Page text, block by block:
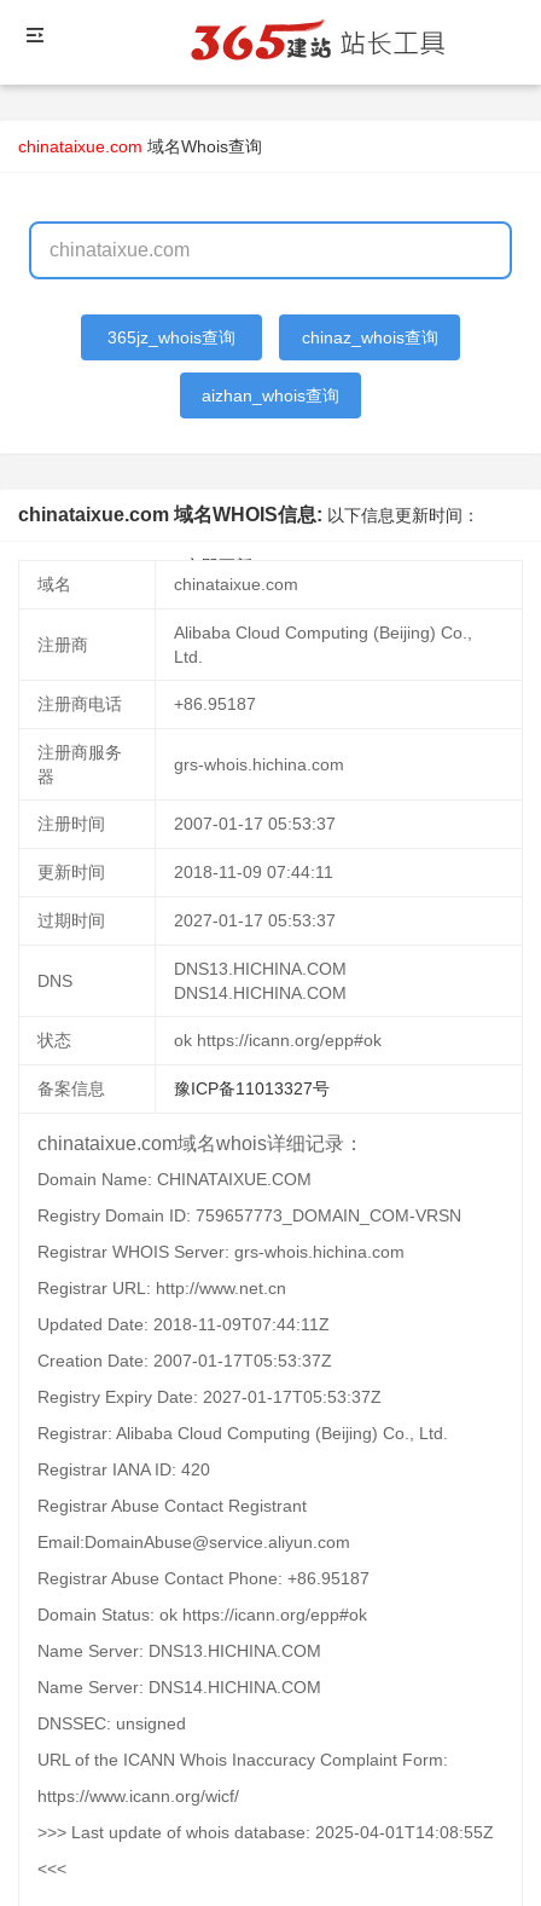
chinataixue.com 域名Whois查询
365jz_whois查询 chinaz_whois查询
aizhan_whois查询
chinataixue.com 域名WHOIS信息: 以下信息更新时间：
立即更新
域名
chinataixue.com
注册商
Alibaba Cloud Computing (Beijing) Co.,
Ltd.
注册商电话 +86.95187
注册商服务
器
grs-whois.hichina.com
注册时间 2007-01-17 05:53:37
更新时间 2018-11-09 07:44:11
过期时间 2027-01-17 05:53:37
DNS
DNS13.HICHINA.COM
DNS14.HICHINA.COM
状态 ok https://icann.org/epp#ok
备案信息 豫ICP备11013327号
chinataixue.com域名whois详细记录：
Domain Name: CHINATAIXUE.COM
Registry Domain ID: 759657773_DOMAIN_COM-VRSN
Registrar WHOIS Server: grs-whois.hichina.com
Registrar URL: http://www.net.cn
Updated Date: 2018-11-09T07:44:11Z
Creation Date: 2007-01-17T05:53:37Z
Registry Expiry Date: 2027-01-17T05:53:37Z
Registrar: Alibaba Cloud Computing (Beijing) Co., Ltd.
Registrar IANA ID: 420
Registrar Abuse Contact Registrant
Email:DomainAbuse@service.aliyun.com
Registrar Abuse Contact Phone: +86.95187
Domain Status: ok https://icann.org/epp#ok
Name Server: DNS13.HICHINA.COM
Name Server: DNS14.HICHINA.COM
DNSSEC: unsigned
URL of the ICANN Whois Inaccuracy Complaint Form:
https://www.icann.org/wicf/
>>> Last update of whois database: 2025-04-01T14:08:55Z
<<<